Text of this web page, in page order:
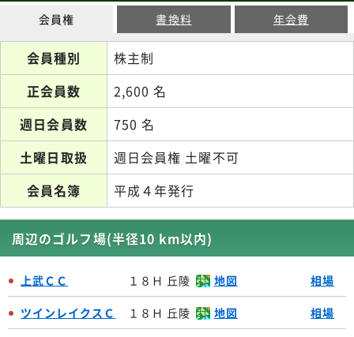
会員権 書換料 年会費
会員種別
株主制
正会員数
2,600 名
週日会員数
750 名
土曜日取扱
週日会員権 土曜不可
会員名簿
平成４年発行
周辺のゴルフ場(半径10 km以内)
上武ＣＣ １８Ｈ 丘陵 地図 相場
ツインレイクスＣ １８Ｈ 丘陵 地図 相場